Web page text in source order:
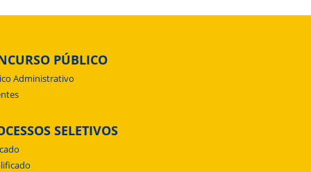
PÚBLICO
Administrativo
SELETIVOS